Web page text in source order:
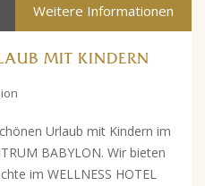
Weitere Informationen
MIT KINDERN
Urlaub mit Kindern im
BABYLON. Wir bieten
im WELLNESS HOTEL